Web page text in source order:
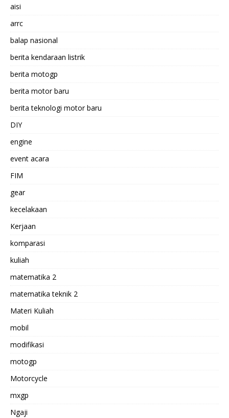
aisi
arrc
balap nasional
berita kendaraan listrik
berita motogp
berita motor baru
berita teknologi motor baru
DIY
engine
event acara
FIM
gear
kecelakaan
Kerjaan
komparasi
kuliah
matematika 2
matematika teknik 2
Materi Kuliah
mobil
modifikasi
motogp
Motorcycle
mxgp
Ngaji